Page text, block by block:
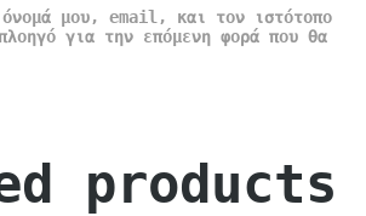
όνομά μου, email, και τον ιστότοπο
για την επόμενη φορά που θα
products